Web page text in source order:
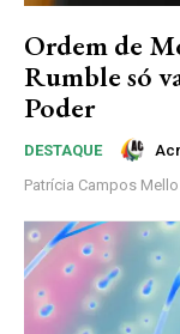
Ordem de
Rumble só
Poder
DESTAQUE